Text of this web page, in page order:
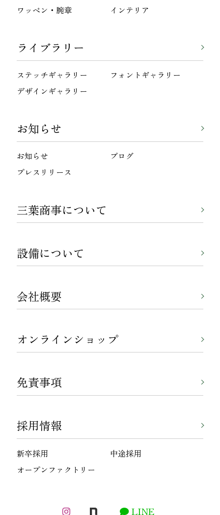
ワッペン・腕章
インテリア
ライブラリー
ステッチギャラリー
フォントギャラリー
デザインギャラリー
お知らせ
お知らせ
ブログ
プレスリリース
三葉商事について
設備について
会社概要
オンラインショップ
免責事項
採用情報
新卒採用
中途採用
オープンファクトリー
LINE